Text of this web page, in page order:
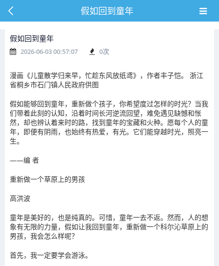
假如回到童年
假如回到童年
2026-06-03 00:57:07 0次
漫画《儿童散学归来早，忙趁东风放纸鸢》，作者丰子恺。 浙江
省桐乡市石门镇人民政府供图
假如能够回到童年，重新做个孩子，你希望度过怎样的时光？当我
们带着此刻的认知，沿着时间长河逆流回望，难免遇见缺憾和怅
然，却也辨认着来时的路，找到童年的宝藏和火种。愿每个人的童
年，即便有阴雨，也始终有热爱，有光。它们能穿越时光，照亮一
生。
——编 者
重新做一个草原上的男孩
高洪波
童年是美好的，也是纯真的。可惜，童年一去不返。然而，人的想
象有无限的力量，假如让我回到童年，重新做一个科尔沁草原上的
男孩，我会怎么样呢？
首先，我一定要学会游泳。